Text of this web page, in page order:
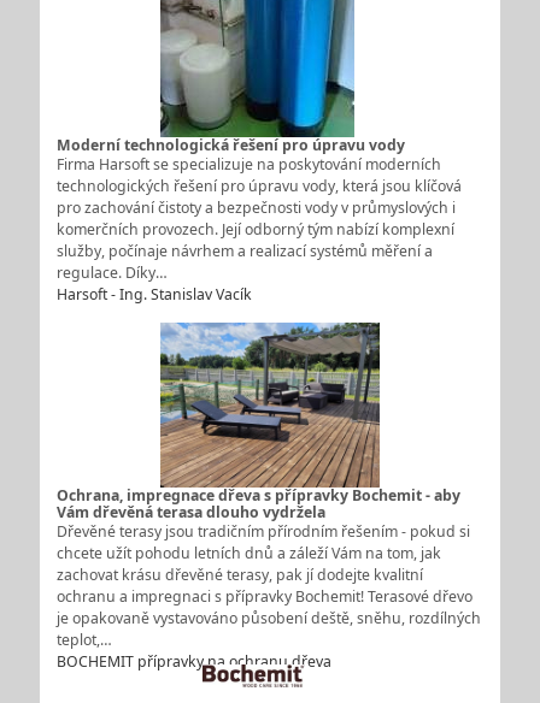
Moderní technologická řešení pro úpravu vody
Firma Harsoft se specializuje na poskytování moderních
technologických řešení pro úpravu vody, která jsou klíčová
pro zachování čistoty a bezpečnosti vody v průmyslových i
komerčních provozech. Její odborný tým nabízí komplexní
služby, počínaje návrhem a realizací systémů měření a
regulace. Díky…
Harsoft - Ing. Stanislav Vacík
Ochrana, impregnace dřeva s přípravky Bochemit - aby
Vám dřevěná terasa dlouho vydržela
Dřevěné terasy jsou tradičním přírodním řešením - pokud si
chcete užít pohodu letních dnů a záleží Vám na tom, jak
zachovat krásu dřevěné terasy, pak jí dodejte kvalitní
ochranu a impregnaci s přípravky Bochemit! Terasové dřevo
je opakovaně vystavováno působení deště, sněhu, rozdílných
teplot,…
BOCHEMIT přípravky na ochranu dřeva